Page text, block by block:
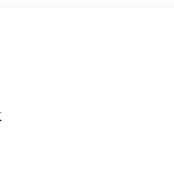
i umożliwia wybór,